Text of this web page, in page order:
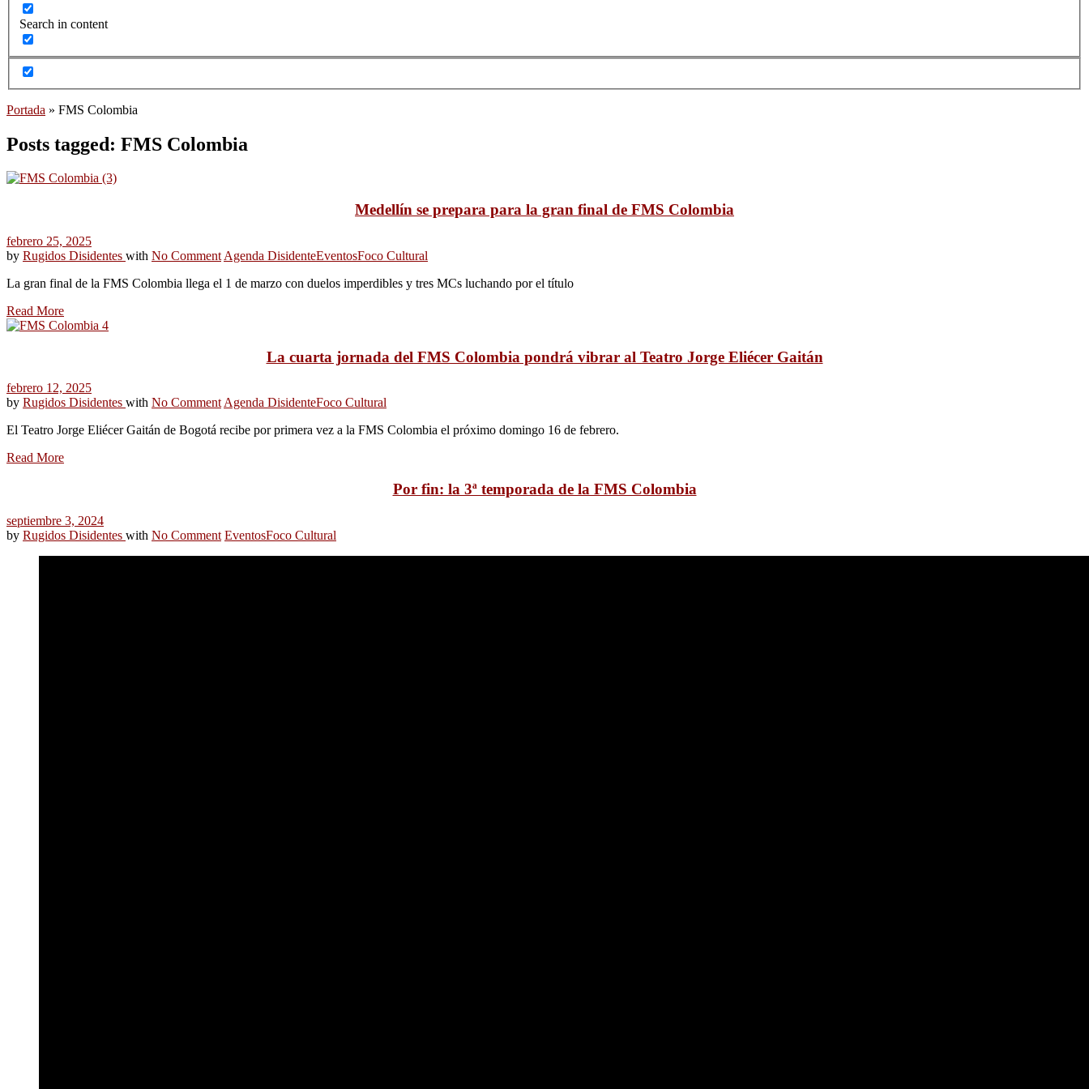
Search in content
Portada » FMS Colombia
Posts tagged: FMS Colombia
Medellín se prepara para la gran final de FMS Colombia
febrero 25, 2025
by Rugidos Disidentes with No Comment Agenda DisidenteEventosFoco Cultural
La gran final de la FMS Colombia llega el 1 de marzo con duelos imperdibles y tres MCs luchando por el título
Read More
La cuarta jornada del FMS Colombia pondrá vibrar al Teatro Jorge Eliécer Gaitán
febrero 12, 2025
by Rugidos Disidentes with No Comment Agenda DisidenteFoco Cultural
El Teatro Jorge Eliécer Gaitán de Bogotá recibe por primera vez a la FMS Colombia el próximo domingo 16 de febrero.
Read More
Por fin: la 3ª temporada de la FMS Colombia
septiembre 3, 2024
by Rugidos Disidentes with No Comment EventosFoco Cultural